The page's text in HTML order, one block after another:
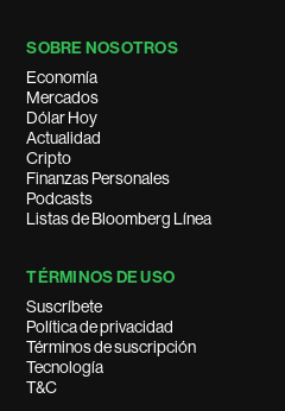
SOBRE NOSOTROS
Economía
Mercados
Dólar Hoy
Actualidad
Cripto
Finanzas Personales
Podcasts
Listas de Bloomberg Línea
TÉRMINOS DE USO
Suscríbete
Política de privacidad
Términos de suscripción
Tecnología
T&C